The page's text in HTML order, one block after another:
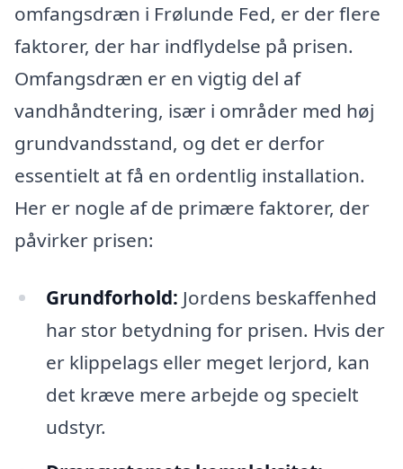
omfangsdræn i Frølunde Fed, er der flere
faktorer, der har indflydelse på prisen.
Omfangsdræn er en vigtig del af
vandhåndtering, især i områder med høj
grundvandsstand, og det er derfor
essentielt at få en ordentlig installation.
Her er nogle af de primære faktorer, der
påvirker prisen:
Grundforhold: Jordens beskaffenhed
har stor betydning for prisen. Hvis der
er klippelags eller meget lerjord, kan
det kræve mere arbejde og specielt
udstyr.